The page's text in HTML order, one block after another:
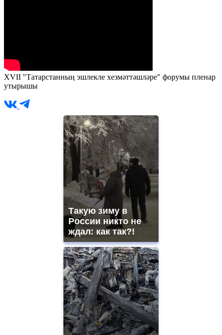
XVII "Татарстанның эшлекле хезмәттәшләре" форумы пленар
утырышы
Такую зиму в
России никто не
ждал: как так?!